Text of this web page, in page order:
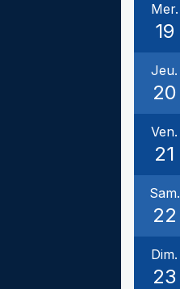
Mer.
19
Jeu.
20
Ven.
21
Sam.
22
Dim.
23